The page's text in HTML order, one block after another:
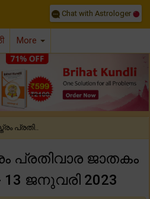
Chat with Astrologer
More
പ്രതി..
പ്രതിവാര ജാതകം
ജനുവരി 2023